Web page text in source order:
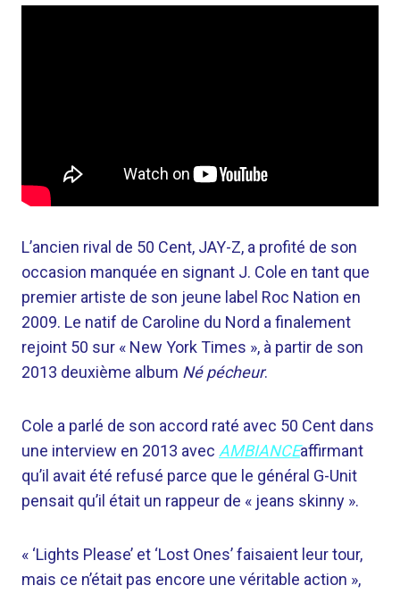
L’ancien rival de 50 Cent, JAY-Z, a profité de son
occasion manquée en signant J. Cole en tant que
premier artiste de son jeune label Roc Nation en
2009. Le natif de Caroline du Nord a finalement
rejoint 50 sur « New York Times », à partir de son
2013 deuxième album Né pécheur.
Cole a parlé de son accord raté avec 50 Cent dans
une interview en 2013 avec AMBIANCEaffirmant
qu’il avait été refusé parce que le général G-Unit
pensait qu’il était un rappeur de « jeans skinny ».
« ‘Lights Please’ et ‘Lost Ones’ faisaient leur tour,
mais ce n’était pas encore une véritable action »,